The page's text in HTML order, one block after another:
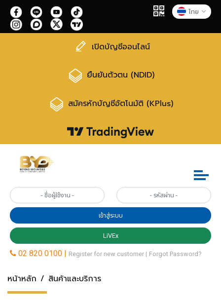
ไทย
เปิดบัญชีออนไลน์
ยืนยันตัวตน (NDID)
สมัครหักบัญชีอัตโนมัติ (KPlus)
หน้าหลัก สินค้าและบริการ